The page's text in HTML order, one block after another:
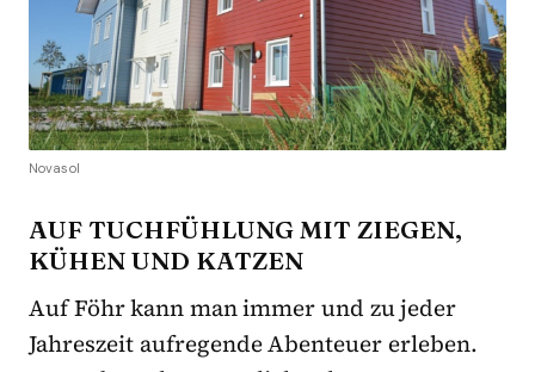
Novasol
AUF TUCHFÜHLUNG MIT ZIEGEN,
KÜHEN UND KATZEN
Auf Föhr kann man immer und zu jeder
Jahreszeit aufregende Abenteuer erleben.